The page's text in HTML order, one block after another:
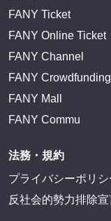
FANY Ticket
FANY Online Ticket
FANY Channel
FANY Crowdfunding
FANY Mall
FANY Commu
法務・規約
プライバシーポリシ
反社会的勢力排除宣